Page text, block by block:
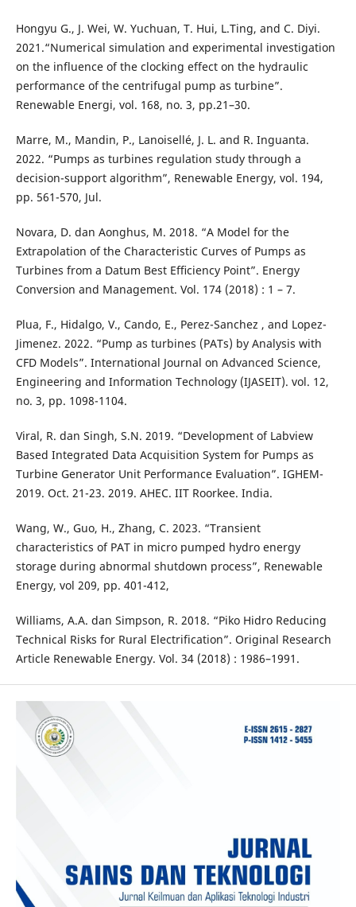
Hongyu G., J. Wei, W. Yuchuan, T. Hui, L.Ting, and C. Diyi.
2021.“Numerical simulation and experimental investigation
on the influence of the clocking effect on the hydraulic
performance of the centrifugal pump as turbine”.
Renewable Energi, vol. 168, no. 3, pp.21–30.
Marre, M., Mandin, P., Lanoisellé, J. L. and R. Inguanta.
2022. “Pumps as turbines regulation study through a
decision-support algorithm”, Renewable Energy, vol. 194,
pp. 561-570, Jul.
Novara, D. dan Aonghus, M. 2018. “A Model for the
Extrapolation of the Characteristic Curves of Pumps as
Turbines from a Datum Best Eﬃciency Point”. Energy
Conversion and Management. Vol. 174 (2018) : 1 – 7.
Plua, F., Hidalgo, V., Cando, E., Perez-Sanchez , and Lopez-
Jimenez. 2022. “Pump as turbines (PATs) by Analysis with
CFD Models”. International Journal on Advanced Science,
Engineering and Information Technology (IJASEIT). vol. 12,
no. 3, pp. 1098-1104.
Viral, R. dan Singh, S.N. 2019. “Development of Labview
Based Integrated Data Acquisition System for Pumps as
Turbine Generator Unit Performance Evaluation”. IGHEM-
2019. Oct. 21-23. 2019. AHEC. IIT Roorkee. India.
Wang, W., Guo, H., Zhang, C. 2023. “Transient
characteristics of PAT in micro pumped hydro energy
storage during abnormal shutdown process”, Renewable
Energy, vol 209, pp. 401-412,
Williams, A.A. dan Simpson, R. 2018. “Piko Hidro Reducing
Technical Risks for Rural Electrification”. Original Research
Article Renewable Energy. Vol. 34 (2018) : 1986–1991.